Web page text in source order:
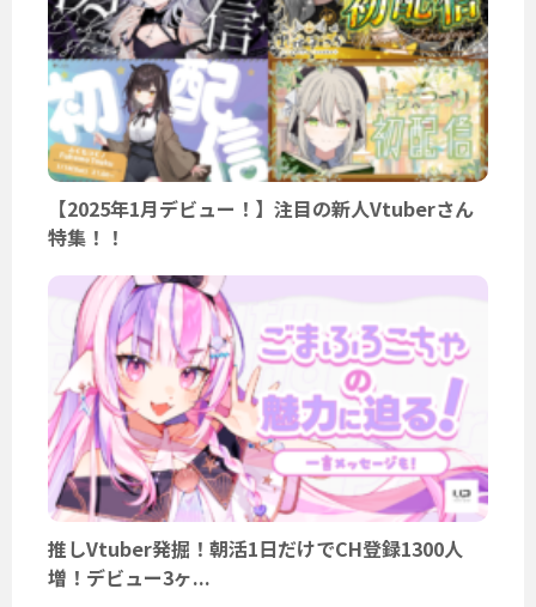
【2025年1月デビュー！】注目の新人Vtuberさん
特集！！
推しVtuber発掘！朝活1日だけでCH登録1300人
増！デビュー3ヶ...